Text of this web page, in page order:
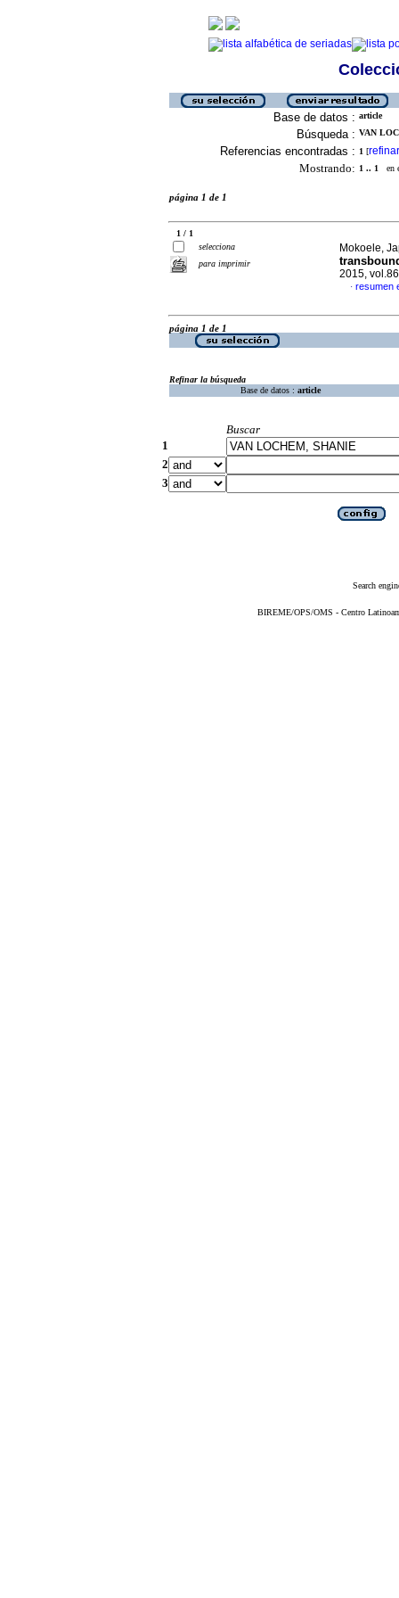
Base de datos : article
Búsqueda : VAN
Referencias encontradas : 1 [refinar
Mostrando: 1 .. 1 en
página 1 de 1
1 / 1
selecciona
para imprimir
Mokoele,
2015,
· resumen
página 1 de 1
Refinar la búsqueda
Base de datos : article
Buscar
1
2
3
Search
BIREME/OPS/OMS - Centro